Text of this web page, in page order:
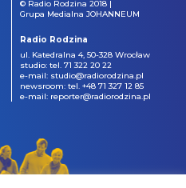
© Radio Rodzina 2018 |
Grupa Medialna JOHANNEUM
Radio Rodzina
ul. Katedralna 4, 50-328 Wrocław
studio: tel. 71 322 20 22
e-mail: studio@radiorodzina.pl
newsroom: tel. +48 71 327 12 85
e-mail: reporter@radiorodzina.pl